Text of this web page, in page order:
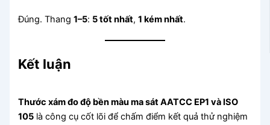
Đúng. Thang1–5: 5 tốt nhất,1 kém nhất.
Kết luận
Thước xám đo độ bền màu ma sát AATCC EP1 và ISO
105 là công cụ cốt lõi để chấm điểm kết quả thử nghiệm